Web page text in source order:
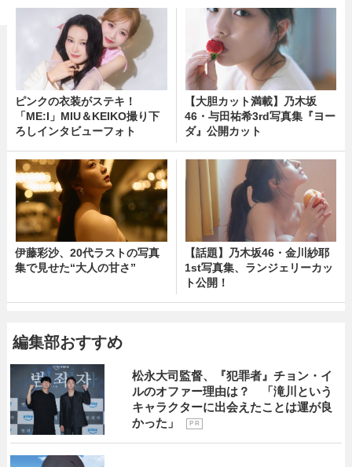
ピンクの衣装がステキ！
「ME:I」MIU＆KEIKO撮り下
ろしインタビューフォト
【大胆カット満載】乃木坂
46・与田祐希3rd写真集『ヨー
ダ』公開カット
伊藤彩沙、20代ラストの写真
集で見せた“大人の甘さ”
【話題】乃木坂46・金川紗耶
1st写真集、ランジェリーカッ
ト公開！
編集部おすすめ
松永大司監督、『犯罪者』チョン・イ
ルのオファー理由は？ 「滝川という
キャラクターに出会えたことは運が良
かった」
P R